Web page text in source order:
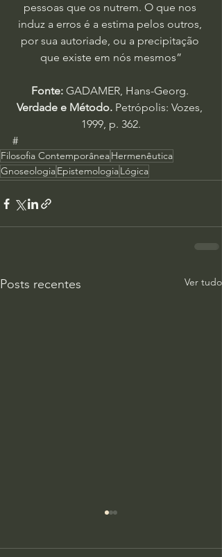
pessoas que os nutrem. O que nos
induz a erros é a estima pelos outros,
por sua autoriade, ou a precipitação
que existe em nós mesmos”
Fonte: GADAMER, Hans-Georg.
Verdade e Método. Petrópolis: Vozes,
1999, p. 362.
#
Filosofia ContemporâneaHermenêutica
GnoseologiaEpistemologiaLógica
Posts recentes Ver tudo